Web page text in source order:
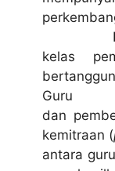
kelas
Guru
dan
kemitraan (
antara